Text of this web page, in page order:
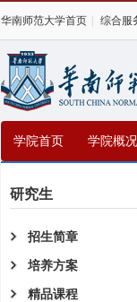
华南师范大学首页 综合服
学院首页 学院概况
研究生
招生简章
培养方案
精品课程